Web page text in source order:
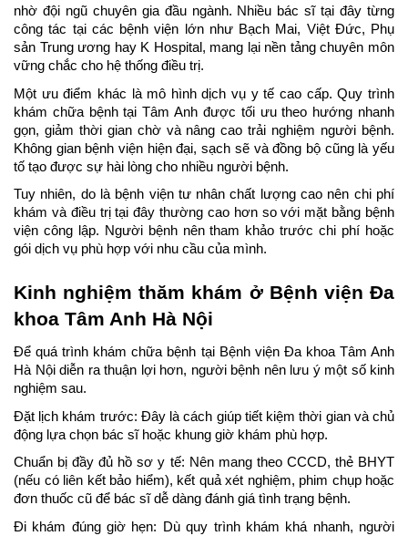
nhờ đội ngũ chuyên gia đầu ngành. Nhiều bác sĩ tại đây từng
công tác tại các bệnh viện lớn như Bạch Mai, Việt Đức, Phụ
sản Trung ương hay K Hospital, mang lại nền tảng chuyên môn
vững chắc cho hệ thống điều trị.
Một ưu điểm khác là mô hình dịch vụ y tế cao cấp. Quy trình
khám chữa bệnh tại Tâm Anh được tối ưu theo hướng nhanh
gọn, giảm thời gian chờ và nâng cao trải nghiệm người bệnh.
Không gian bệnh viện hiện đại, sạch sẽ và đồng bộ cũng là yếu
tố tạo được sự hài lòng cho nhiều người bệnh.
Tuy nhiên, do là bệnh viện tư nhân chất lượng cao nên chi phí
khám và điều trị tại đây thường cao hơn so với mặt bằng bệnh
viện công lập. Người bệnh nên tham khảo trước chi phí hoặc
gói dịch vụ phù hợp với nhu cầu của mình.
Kinh nghiệm thăm khám ở Bệnh viện Đa
khoa Tâm Anh Hà Nội
Để quá trình khám chữa bệnh tại Bệnh viện Đa khoa Tâm Anh
Hà Nội diễn ra thuận lợi hơn, người bệnh nên lưu ý một số kinh
nghiệm sau.
Đặt lịch khám trước: Đây là cách giúp tiết kiệm thời gian và chủ
động lựa chọn bác sĩ hoặc khung giờ khám phù hợp.
Chuẩn bị đầy đủ hồ sơ y tế: Nên mang theo CCCD, thẻ BHYT
(nếu có liên kết bảo hiểm), kết quả xét nghiệm, phim chụp hoặc
đơn thuốc cũ để bác sĩ dễ dàng đánh giá tình trạng bệnh.
Đi khám đúng giờ hẹn: Dù quy trình khám khá nhanh, người